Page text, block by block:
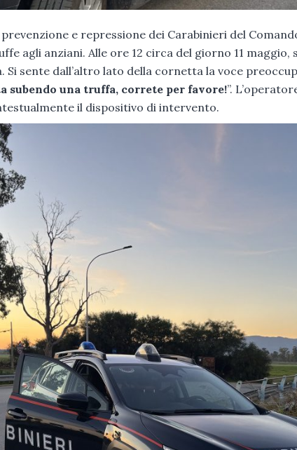
e repressione dei Carabinieri del
agli anziani. Alle ore 12 circa del giorno 11
Si sente dall’altro lato della cornetta la voce
subendo una truffa, correte per favore!”.
il dispositivo di intervento.